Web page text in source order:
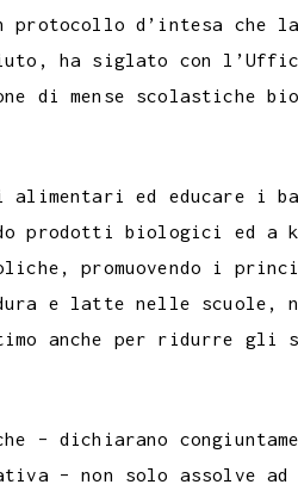
d’intesa che la
ha siglato con
di mense scolastiche
ed educare i
prodotti biologici ed a
promuovendo i
e latte nelle scuole,
anche per ridurre gli
– dichiarano
– non solo assolve